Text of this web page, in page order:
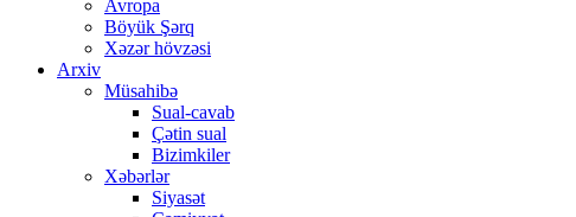
Avropa
Böyük Şərq
Xəzər hövzəsi
Arxiv
Müsahibə
Sual-cavab
Çətin sual
Bizimkiler
Xəbərlər
Siyasət